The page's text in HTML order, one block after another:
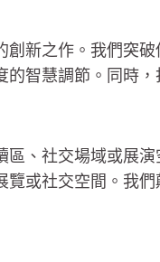
新之作。我們突
智慧調節。同時
、社交場域或展
或社交空間。我